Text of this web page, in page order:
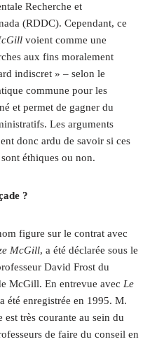
Recherche et
(RDDC). Cependant, ce
voient comme une
aux fins moralement
indiscret » – selon le
commune pour les
et permet de gagner du
Les arguments
donc ardu de savoir si ces
éthiques ou non.
?
figure sur le contrat avec
McGill, a été déclarée sous le
David Frost du
McGill. En entrevue avec Le
été enregistrée en 1995. M.
très courante au sein du
de faire du conseil en